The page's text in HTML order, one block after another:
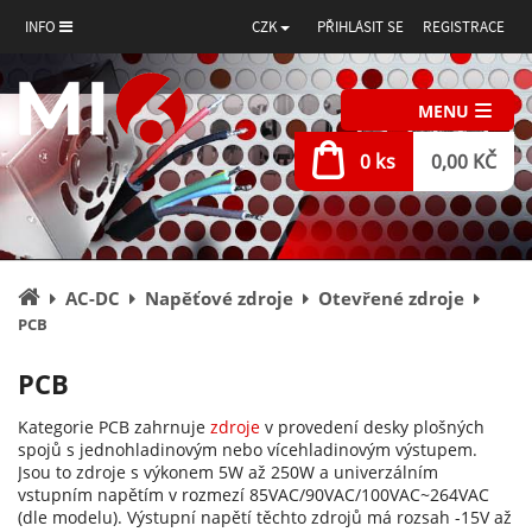
INFO CZK PŘIHLÁSIT SE REGISTRACE
MENU
0 ks 0,00 KČ
Úvodní
stránka
AC-DC Napěťové zdroje Otevřené zdroje
PCB
PCB
Kategorie PCB zahrnuje zdroje v provedení desky plošných
spojů s jednohladinovým nebo vícehladinovým výstupem.
Jsou to zdroje s výkonem 5W až 250W a univerzálním
vstupním napětím v rozmezí 85VAC/90VAC/100VAC~264VAC
(dle modelu). Výstupní napětí těchto zdrojů má rozsah -15V až